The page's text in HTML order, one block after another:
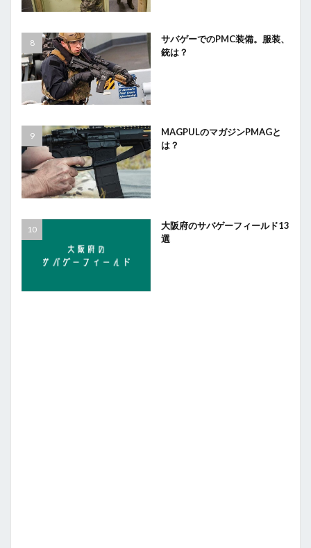
サバゲーでのPMC装備。服装、
銃は？
MAGPULのマガジンPMAGと
は？
大阪府のサバゲーフィールド13
選